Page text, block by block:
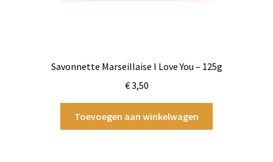
Savonnette Marseillaise I Love You – 125g
€3,50
Toevoegen aan winkelwagen